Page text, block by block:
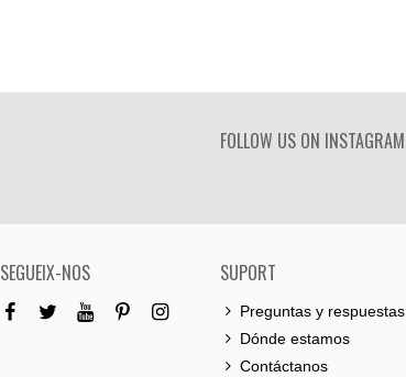
FOLLOW US ON INSTAGRAM
SEGUEIX-NOS SUPORT
Preguntas y respuestas
Dónde estamos
Contáctanos